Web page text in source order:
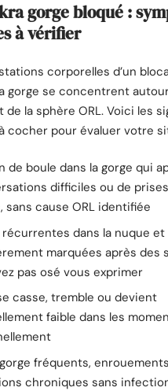
gorge bloqué :
à vérifier
corporelles d’un
gorge se concentrent
la sphère ORL. Voici les
cocher pour évaluer votre
de boule dans la gorge qui
difficiles ou de
sans cause ORL identifiée
dans la nuque et
marquées après des
pas osé vous exprimer
casse, tremble ou devient
faible dans les
fréquents,
chroniques sans